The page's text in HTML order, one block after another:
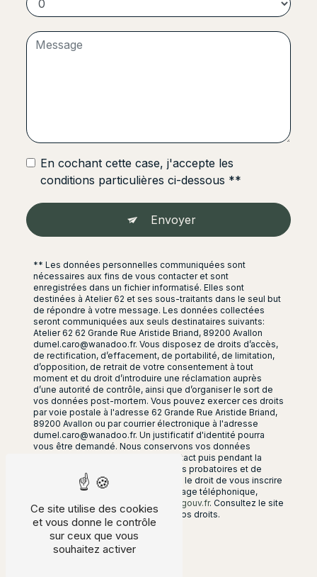
En cochant cette case, j'accepte les
conditions particulières ci-dessous **
Envoyer
** Les données personnelles communiquées sont
nécessaires aux fins de vous contacter et sont
enregistrées dans un fichier informatisé. Elles sont
destinées à Atelier 62 et ses sous-traitants dans le seul but
de répondre à votre message. Les données collectées
seront communiquées aux seuls destinataires suivants:
Atelier 62 62 Grande Rue Aristide Briand, 89200 Avallon
dumel.caro@wanadoo.fr. Vous disposez de droits d’accès,
de rectification, d’effacement, de portabilité, de limitation,
d’opposition, de retrait de votre consentement à tout
moment et du droit d’introduire une réclamation auprès
d’une autorité de contrôle, ainsi que d’organiser le sort de
vos données post-mortem. Vous pouvez exercer ces droits
par voie postale à l'adresse 62 Grande Rue Aristide Briand,
89200 Avallon ou par courrier électronique à l'adresse
dumel.caro@wanadoo.fr. Un justificatif d'identité pourra
vous être demandé. Nous conservons vos données
pendant la période de prise de contact puis pendant la
durée de prescription légale aux fins probatoires et de
gestion des contentieux. Vous avez le droit de vous inscrire
sur la liste d'opposition au démarchage téléphonique,
disponible à cette adresse:
Bloctel.gouv.fr. Consultez le site
cnil.fr pour plus d’informations sur vos droits.
Ce site utilise des cookies
et vous donne le contrôle
sur ceux que vous
souhaitez activer